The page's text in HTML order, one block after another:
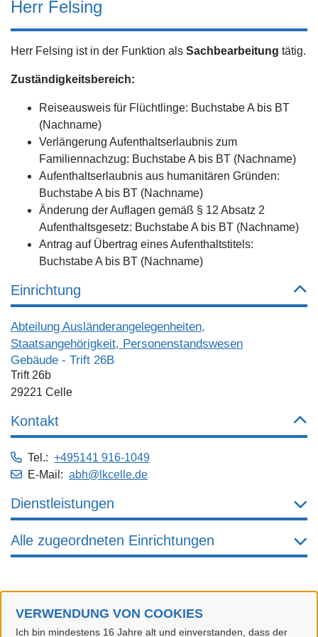
VERWENDUNG VON COOKIES
Ich bin mindestens 16 Jahre alt und einverstanden, dass der
Herr Felsing
Herr Felsing ist in der Funktion als Sachbearbeitung tätig.
Zuständigkeitsbereich:
Reiseausweis für Flüchtlinge: Buchstabe A bis BT
(Nachname)
Verlängerung Aufenthaltserlaubnis zum
Familiennachzug: Buchstabe A bis BT (Nachname)
Aufenthaltserlaubnis aus humanitären Gründen:
Buchstabe A bis BT (Nachname)
Änderung der Auflagen gemäß § 12 Absatz 2
Aufenthaltsgesetz: Buchstabe A bis BT (Nachname)
Antrag auf Übertrag eines Aufenthaltstitels:
Buchstabe A bis BT (Nachname)
Einrichtung
Abteilung Ausländerangelegenheiten,
Staatsangehörigkeit, Personenstandswesen
Gebäude - Trift 26B
Trift 26b
29221 Celle
Kontakt
Tel.: +495141 916-1049
E-Mail: abh@lkcelle.de
Dienstleistungen
Alle zugeordneten Einrichtungen
Landkreis Celle